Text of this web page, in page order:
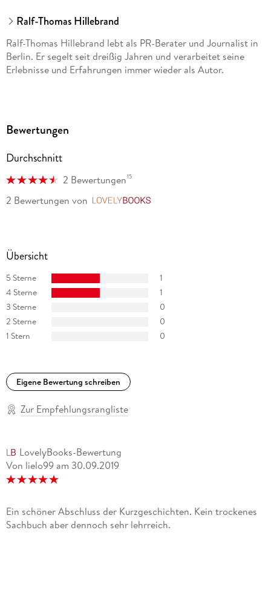
Ralf-Thomas Hillebrand
Ralf-Thomas Hillebrand lebt als PR-Berater und Journalist in
Berlin. Er segelt seit dreißig Jahren und verarbeitet seine
Erlebnisse und Erfahrungen immer wieder als Autor.
Bewertungen
Durchschnitt
2 Bewertungen15
2 Bewertungen von
Übersicht
5 Sterne
1
4 Sterne
1
3 Sterne
0
2 Sterne
0
1 Stern
0
Eigene Bewertung schreiben
Zur Empfehlungsrangliste
LovelyBooks-Bewertung
Von lielo99 am 30.09.2019
Ein schöner Abschluss der Kurzgeschichten. Kein trockenes
Sachbuch aber dennoch sehr lehrreich.